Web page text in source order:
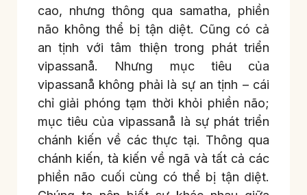
cao, nhưng thông qua samatha, phiền
não không thể bị tận diệt. Cũng có cả
an tịnh với tâm thiện trong phát triển
vipassanå. Nhưng mục tiêu của
vipassanå không phải là sự an tịnh – cái
chỉ giải phóng tạm thời khỏi phiền não;
mục tiêu của vipassanå là sự phát triển
chánh kiến về các thực tại. Thông qua
chánh kiến, tà kiến về ngã và tất cả các
phiền não cuối cùng có thể bị tận diệt.